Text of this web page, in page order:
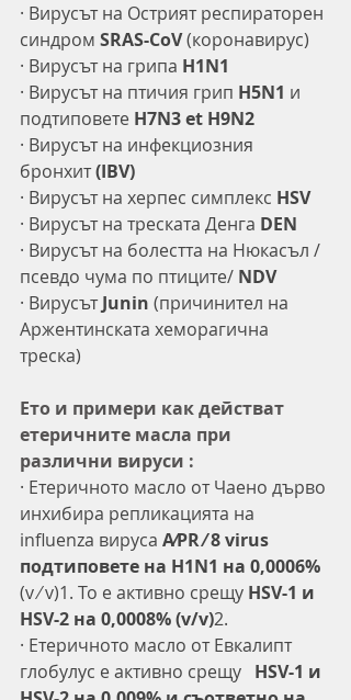
· Вирусът на Острият респираторен
синдром SRAS-CoV (коронавирус)
· Вирусът на грипа H1N1
· Вирусът на птичия грип H5N1 и
подтиповете H7N3 et H9N2
· Вирусът на инфекциозния
бронхит (IBV)
· Вирусът на херпес симплекс HSV
· Вирусът на треската Денга DEN
· Вирусът на болестта на Нюкасъл /
псевдо чума по птиците/ NDV
· Вирусът Junin (причинител на
Аржентинската хеморагична
треска)
Ето и примери как действат
етеричните масла при
различни вируси :
· Етеричното масло от Чаено дърво
инхибира репликацията на
influenza вируса A⁄PR ⁄ 8 virus
подтиповете на H1N1 на 0,0006%
(v ⁄ v)1. То е активно срещу HSV-1 и
HSV-2 на 0,0008% (v/v)2.
· Етеричното масло от Евкалипт
глобулус е активно срещу HSV-1 и